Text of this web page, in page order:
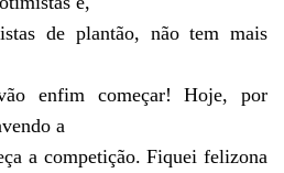
de plantão, não tem mais
enfim começar! Hoje, por
a
a competição. Fiquei felizona